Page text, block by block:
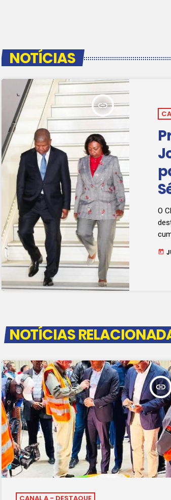
NOTÍCIAS
insert_link
O
today
NOTÍCIAS
insert_link